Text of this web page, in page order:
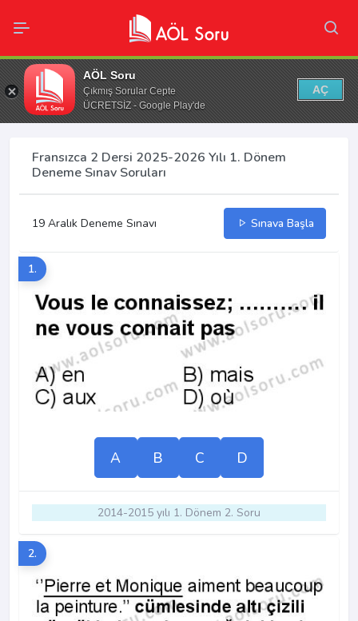
AÖL Soru
Çıkmış Sorular Cepte
ÜCRETSİZ - Google Play'de
AÇ
Fransızca 2 Dersi 2025-2026 Yılı 1. Dönem
Deneme Sınav Soruları
19 Aralık Deneme Sınavı Sınava Başla
1.
A B C D
2014-2015 yılı 1. Dönem 2. Soru
2.